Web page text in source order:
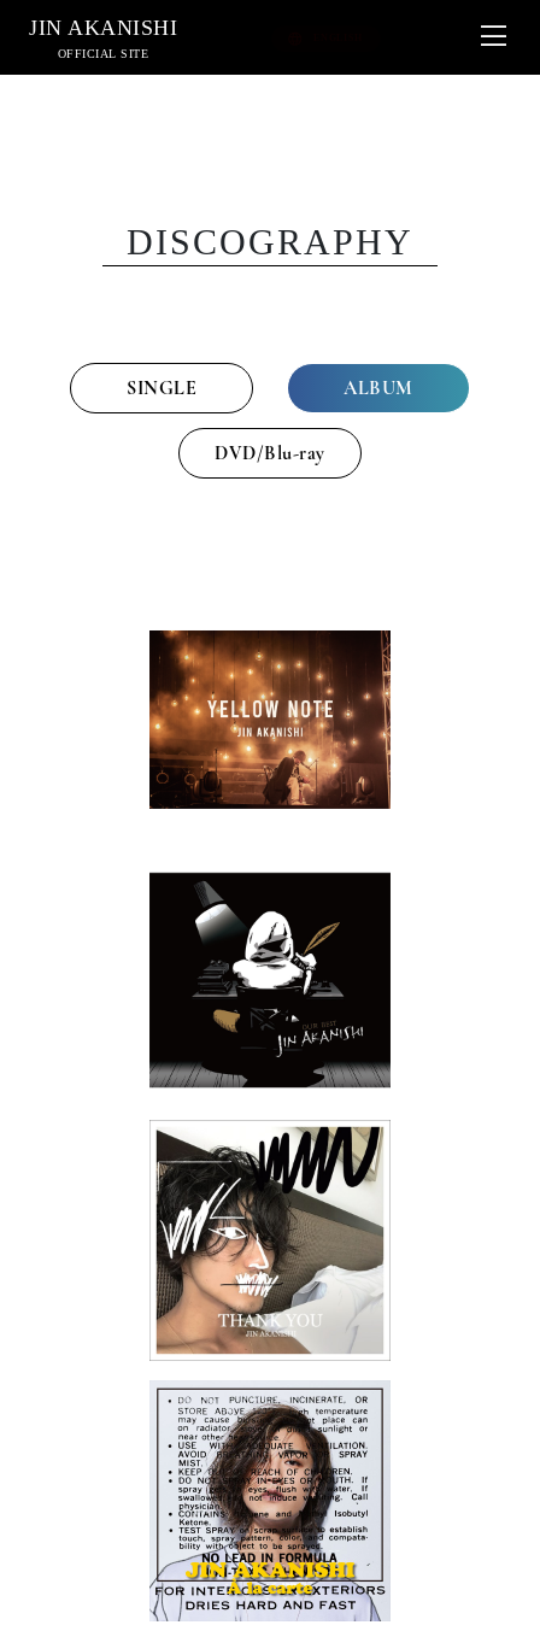
JIN AKANISHI
OFFICIAL SITE
DISCOGRAPHY
SINGLE ALBUM
DVD/Blu-ray